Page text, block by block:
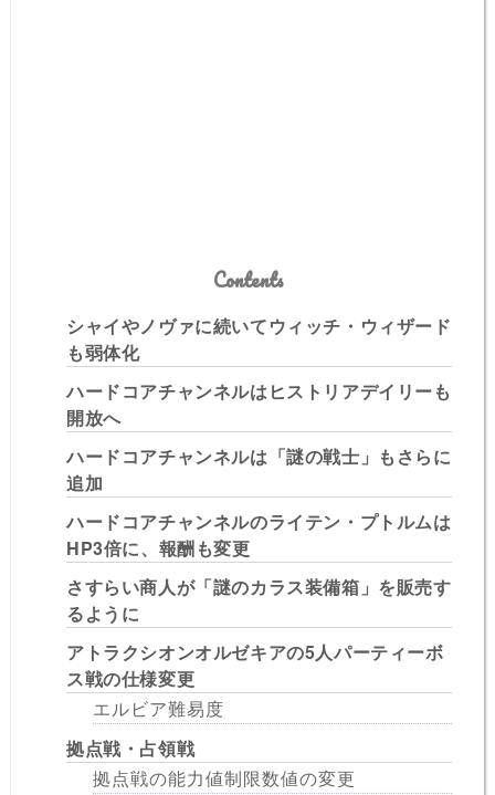
Contents
シャイやノヴァに続いてウィッチ・ウィザード
も弱体化
ハードコアチャンネルはヒストリアデイリーも
開放へ
ハードコアチャンネルは「謎の戦士」もさらに
追加
ハードコアチャンネルのライテン・プトルムは
HP3倍に、報酬も変更
さすらい商人が「謎のカラス装備箱」を販売す
るように
アトラクシオンオルゼキアの5人パーティーボ
ス戦の仕様変更
エルビア難易度
拠点戦・占領戦
拠点戦の能力値制限数値の変更